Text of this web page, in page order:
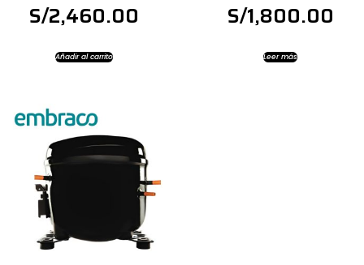
S/2,460.00
Añadir al carrito
S/1,800.00
Leer más